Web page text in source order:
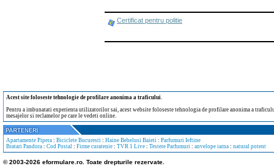
Certificat pentru politie
Acest site foloseste tehnologie de profilare anonima a traficului.
Pentru a imbunatati experienta utilizatorilor sai, acest website foloseste tehnologia de profilare anonima a
mesajelor si reclamelor pe care le vedeti online.
Apartamente Pipera : Biciclete Bucuresti : Haine Bebelusi Baieti : Parfumuri Ieftine
Bratari Pandora : Cod Postal : Firme curatenie : TVR 1 Live : Testere Parfumuri : anvelope iarna : natural potent
© 2003-2026 eformulare.ro. Toate drepturile rezervate.